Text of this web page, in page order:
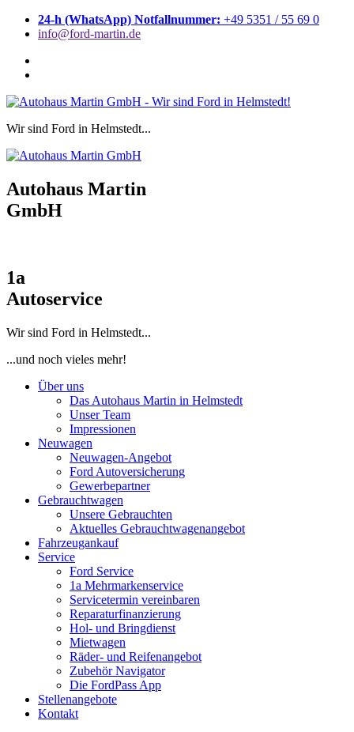
Zum
Inhalt
24-h (WhatsApp) Notfallnummer: +49 5351 / 55 69 0
info@ford-martin.de
Wir sind Ford in Helmstedt...
Autohaus Martin
GmbH
1a
Autoservice
Wir sind Ford in Helmstedt...
...und noch vieles mehr!
Über uns
Das Autohaus Martin in Helmstedt
Unser Team
Impressionen
Neuwagen
Neuwagen-Angebot
Ford Autoversicherung
Gewerbepartner
Gebrauchtwagen
Unsere Gebrauchten
Aktuelles Gebrauchtwagenangebot
Fahrzeugankauf
Service
Ford Service
1a Mehrmarkenservice
Servicetermin vereinbaren
Reparaturfinanzierung
Hol- und Bringdienst
Mietwagen
Räder- und Reifenangebot
Zubehör Navigator
Die FordPass App
Stellenangebote
Kontakt